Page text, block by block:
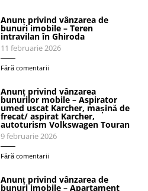
Anunț privind vânzarea de
bunuri imobile – Teren
intravilan în Ghiroda
11 februarie 2026
Fără comentarii
Anunț privind vânzarea
bunurilor mobile – Aspirator
umed uscat Karcher, mașină de
frecat/ aspirat Karcher,
autoturism Volkswagen Touran
9 februarie 2026
Fără comentarii
Anunț privind vânzarea de
bunuri imobile – Apartament